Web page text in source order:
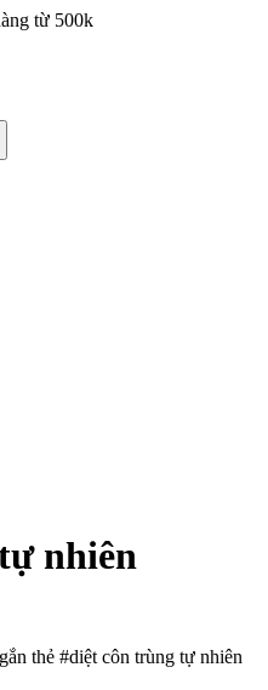
từ 500k
nhiên
thẻ #diệt côn trùng tự nhiên